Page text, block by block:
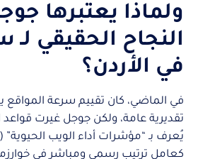
ولماذا يعتبرها
النجاح الحقيقي
في الأردن؟
في الماضي، كان تقييم سرعة المواقع
تقديرية عامة، ولكن جوجل غيرت قواعد
كعامل ترتيب رسمي ومباشر في